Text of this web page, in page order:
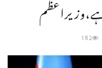
182